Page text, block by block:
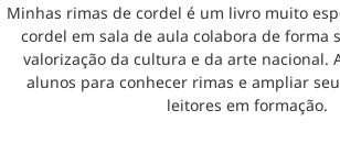
Minhas rimas de cordel é um livro muito
cordel em sala de aula colabora de forma
valorização da cultura e da arte nacional.
alunos para conhecer rimas e ampliar
leitores em formação.